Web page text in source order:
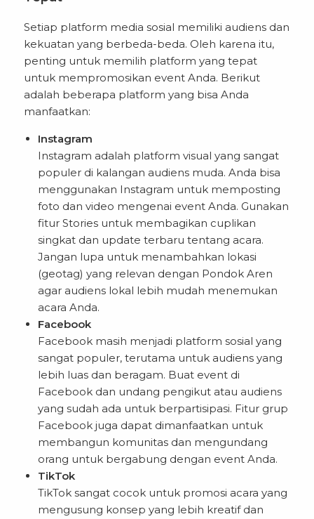
Setiap platform media sosial memiliki audiens dan
kekuatan yang berbeda-beda. Oleh karena itu,
penting untuk memilih platform yang tepat
untuk mempromosikan event Anda. Berikut
adalah beberapa platform yang bisa Anda
manfaatkan:
Instagram
Instagram adalah platform visual yang sangat
populer di kalangan audiens muda. Anda bisa
menggunakan Instagram untuk memposting
foto dan video mengenai event Anda. Gunakan
fitur Stories untuk membagikan cuplikan
singkat dan update terbaru tentang acara.
Jangan lupa untuk menambahkan lokasi
(geotag) yang relevan dengan Pondok Aren
agar audiens lokal lebih mudah menemukan
acara Anda.
Facebook
Facebook masih menjadi platform sosial yang
sangat populer, terutama untuk audiens yang
lebih luas dan beragam. Buat event di
Facebook dan undang pengikut atau audiens
yang sudah ada untuk berpartisipasi. Fitur grup
Facebook juga dapat dimanfaatkan untuk
membangun komunitas dan mengundang
orang untuk bergabung dengan event Anda.
TikTok
TikTok sangat cocok untuk promosi acara yang
mengusung konsep yang lebih kreatif dan